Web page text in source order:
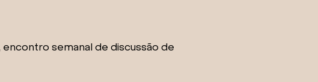
encontro semanal de discussão de